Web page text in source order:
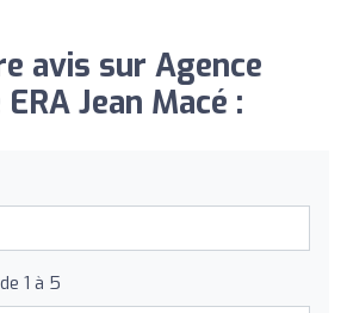
avis sur Agence
Jean Macé :
1 à 5